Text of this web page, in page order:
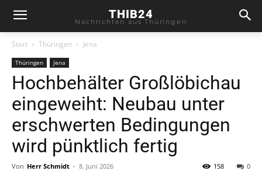
THIB24
Nachrichten aus Thüringen
Start Thüringen Jena
Thüringen Jena
Hochbehälter Großlöbichau
eingeweiht: Neubau unter
erschwerten Bedingungen
wird pünktlich fertig
Von Herr Schmidt - 8. Juni 2026 0
158